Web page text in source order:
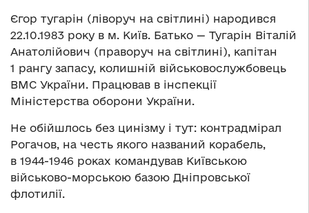
Єгор тугарін (ліворуч на світлині) народився
22.10.1983 року в м. Київ. Батько — Тугарін Віталій
Анатолійович (праворуч на світлині), капітан
1 рангу запасу, колишній військовослужбовець
ВМС України. Працював в інспекції
Міністерства оборони України.
Не обійшлось без цинізму і тут: контрадмірал
Рогачов, на честь якого названий корабель,
в 1944-1946 роках командував Київською
військово-морською базою Дніпровської
флотилії.